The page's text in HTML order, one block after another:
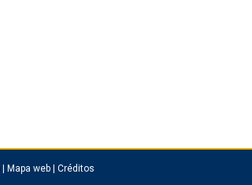
|Mapa web |Créditos